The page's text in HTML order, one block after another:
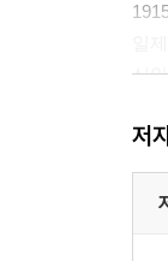
신
장
임
“
저